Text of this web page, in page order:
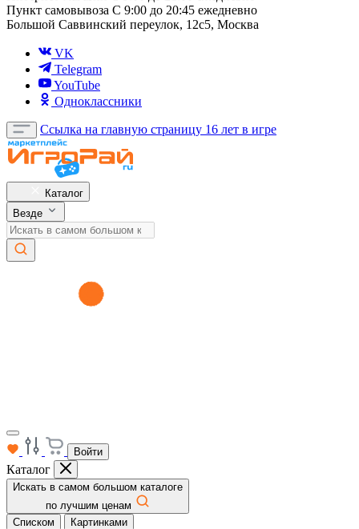
Пункт самовывоза С 9:00 до 20:45 ежедневно
Большой Саввинский переулок, 12с5, Москва
VK
Telegram
YouTube
Одноклассники
Ссылка на главную страницу 16 лет в игре
Каталог
Везде
Войти
Каталог
Искать в самом большом каталоге
по лучшим ценам
Списком
Картинками